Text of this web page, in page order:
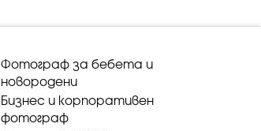
Фотограф за бебета и
новородени
Бизнес и корпоративен
фотограф